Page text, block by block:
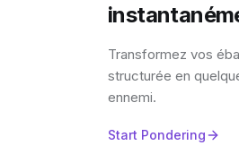
Transformez vos
structurée en
ennemi.
Start Pondering